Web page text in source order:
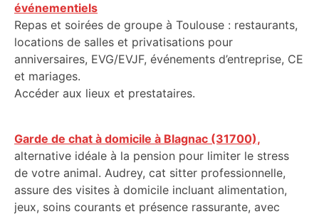
événementiels
Repas et soirées de groupe à Toulouse : restaurants,
locations de salles et privatisations pour
anniversaires, EVG/EVJF, événements d’entreprise, CE
et mariages.
Accéder aux lieux et prestataires.
Garde de chat à domicile à Blagnac (31700),
alternative idéale à la pension pour limiter le stress
de votre animal. Audrey, cat sitter professionnelle,
assure des visites à domicile incluant alimentation,
jeux, soins courants et présence rassurante, avec